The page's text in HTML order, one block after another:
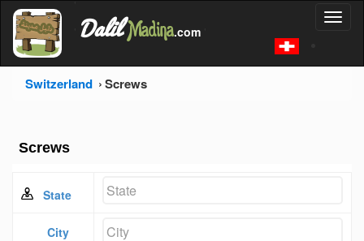
'
Dalil Madina.com
Switzerland Screws
Screws
State
City